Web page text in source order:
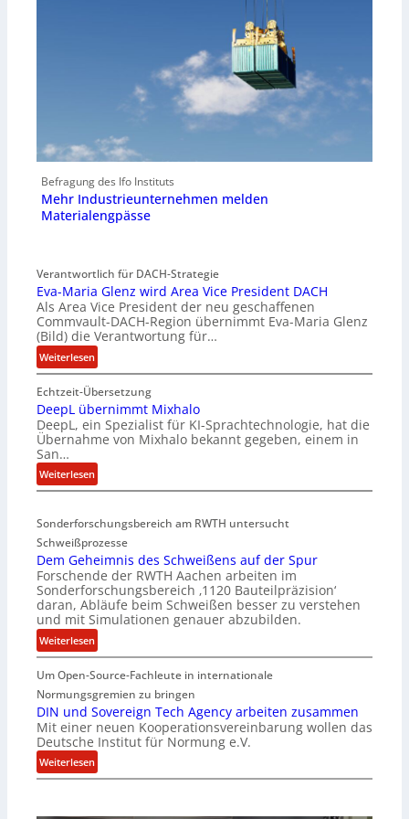
Befragung des Ifo Instituts
Mehr Industrieunternehmen melden
Materialengpässe
Verantwortlich für DACH-Strategie
Eva-Maria Glenz wird Area Vice President DACH
Als Area Vice President der neu geschaffenen
Commvault-DACH-Region übernimmt Eva-Maria Glenz
(Bild) die Verantwortung für…
Weiterlesen:
E
v
a
-
M
a
r
i
G
l
e
n
z
w
i
r
d
r
e
a
V
i
Echtzeit-Übersetzung
DeepL übernimmt Mixhalo
DeepL, ein Spezialist für KI-Sprachtechnologie, hat die
Übernahme von Mixhalo bekannt gegeben, einem in
San…
Weiterlesen:
D
e
p
L
ü
b
e
r
n
m
m
t
M
i
x
Sonderforschungsbereich am RWTH untersucht
Schweißprozesse
Dem Geheimnis des Schweißens auf der Spur
Forschende der RWTH Aachen arbeiten im
Sonderforschungsbereich ‚1120 Bauteilpräzision‘
daran, Abläufe beim Schweißen besser zu verstehen
und mit Simulationen genauer abzubilden.
Weiterlesen:
D
e
m
G
e
e
i
Um Open-Source-Fachleute in internationale
Normungsgremien zu bringen
DIN und Sovereign Tech Agency arbeiten zusammen
Mit einer neuen Kooperationsvereinbarung wollen das
Deutsche Institut für Normung e.V.
Weiterlesen:
D
N